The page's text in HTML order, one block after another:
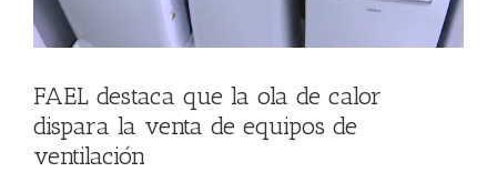
FAEL destaca que la ola de calor
dispara la venta de equipos de
ventilación